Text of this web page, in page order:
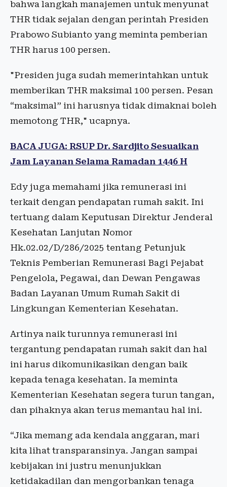
bahwa langkah manajemen untuk menyunat
THR tidak sejalan dengan perintah Presiden
Prabowo Subianto yang meminta pemberian
THR harus 100 persen.
"Presiden juga sudah memerintahkan untuk
memberikan THR maksimal 100 persen. Pesan
“maksimal” ini harusnya tidak dimaknai boleh
memotong THR," ucapnya.
BACA JUGA: RSUP Dr. Sardjito Sesuaikan
Jam Layanan Selama Ramadan 1446 H
Edy juga memahami jika remunerasi ini
terkait dengan pendapatan rumah sakit. Ini
tertuang dalam Keputusan Direktur Jenderal
Kesehatan Lanjutan Nomor
Hk.02.02/D/286/2025 tentang Petunjuk
Teknis Pemberian Remunerasi Bagi Pejabat
Pengelola, Pegawai, dan Dewan Pengawas
Badan Layanan Umum Rumah Sakit di
Lingkungan Kementerian Kesehatan.
Artinya naik turunnya remunerasi ini
tergantung pendapatan rumah sakit dan hal
ini harus dikomunikasikan dengan baik
kepada tenaga kesehatan. Ia meminta
Kementerian Kesehatan segera turun tangan,
dan pihaknya akan terus memantau hal ini.
“Jika memang ada kendala anggaran, mari
kita lihat transparansinya. Jangan sampai
kebijakan ini justru menunjukkan
ketidakadilan dan mengorbankan tenaga